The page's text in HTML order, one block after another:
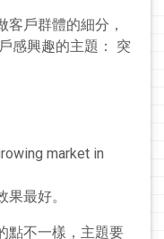
戶群體的細分，
感興趣的主題： 突
market in
最好。
點不一樣，主題要